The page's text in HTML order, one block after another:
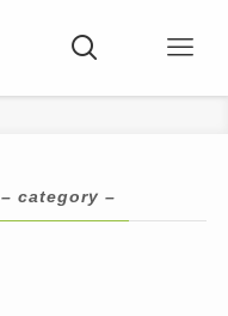
– category –